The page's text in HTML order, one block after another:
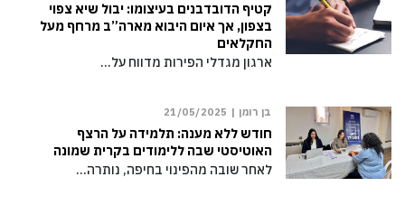
קטיף הדובדבנים בעיצומו: יבול שיא צפוי
בצפון, אך איום היבוא מארה”ב מרחף מעל
החקלאים
ארגון מגדלי הפירות מדווח על…
בן רומן | 21/05/2025
חודש ללא מענה: תלמידה על הרצף
האוטיסטי שבה ללימודים בקרית שמונה
לאחר שובה מהפינוי בחיפה, נותרה…